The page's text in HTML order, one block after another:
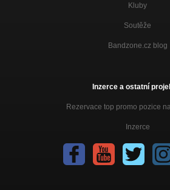
Kluby
Soutěže
Bandzone.cz blog
Inzerce a ostatní
Rezervace top promo pozice
Inzerce